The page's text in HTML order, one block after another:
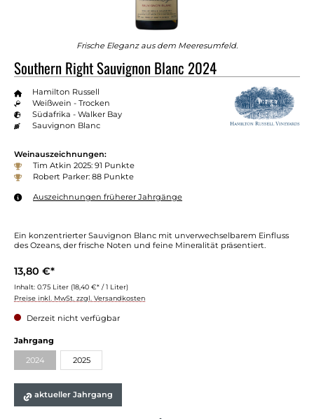
Frische Eleganz aus dem Meeresumfeld.
Southern Right Sauvignon Blanc 2024
Hamilton Russell
Weißwein - Trocken
Südafrika - Walker Bay
Sauvignon Blanc
Weinauszeichnungen:
Tim Atkin 2025: 91 Punkte
Robert Parker: 88 Punkte
Auszeichnungen früherer Jahrgänge
Ein konzentrierter Sauvignon Blanc mit unverwechselbarem Einfluss
des Ozeans, der frische Noten und feine Mineralität präsentiert.
13,80 €*
Inhalt: 0.75 Liter (18,40 €* / 1 Liter)
Preise inkl. MwSt. zzgl. Versandkosten
Derzeit nicht verfügbar
Jahrgang
2024(Diese Option ist zurzeit nicht verfügbar.)
2025
aktueller Jahrgang